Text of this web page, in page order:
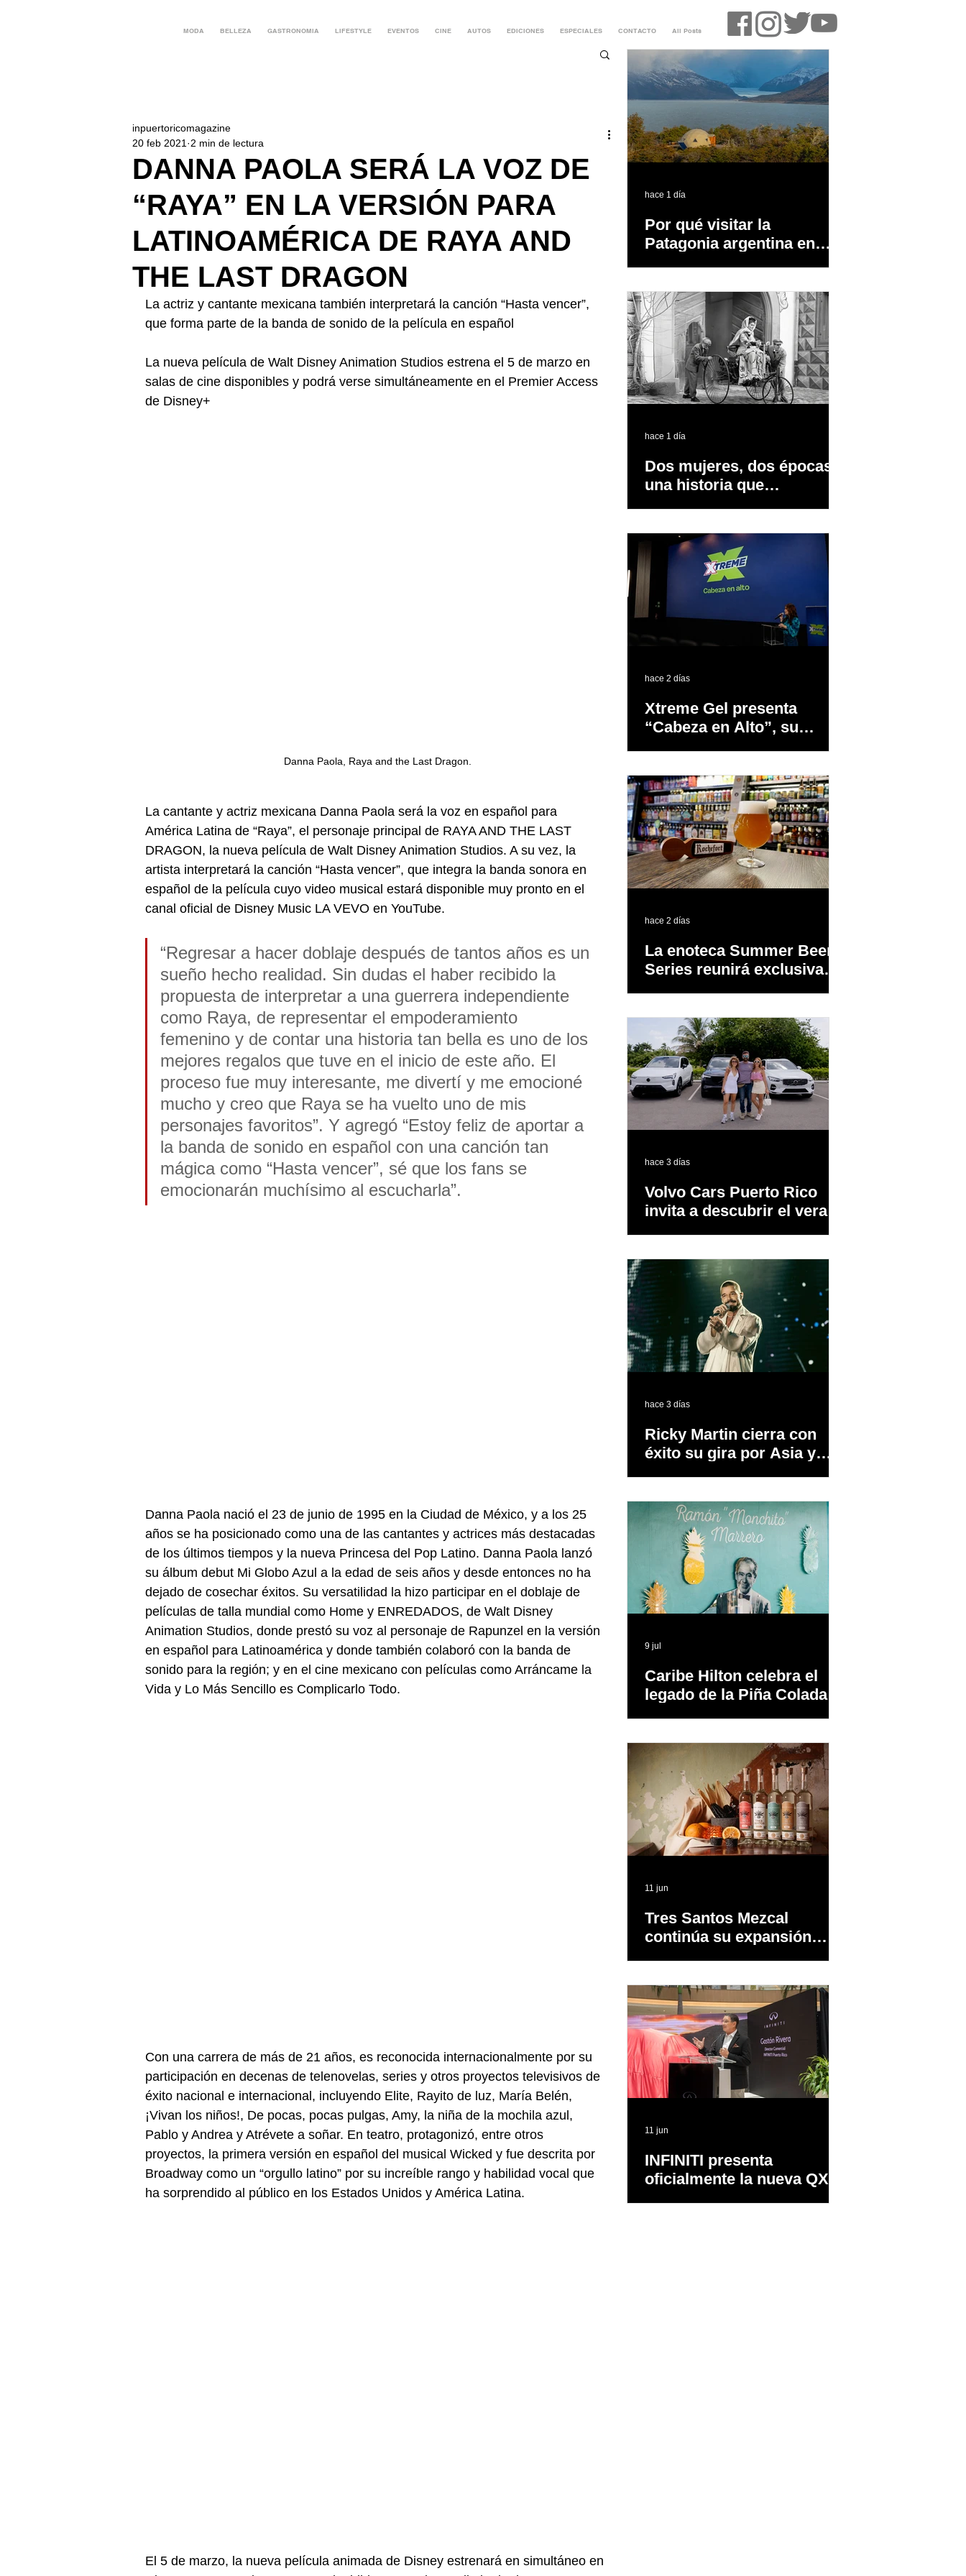
MODA BELLEZA GASTRONOMIA LIFESTYLE EVENTOS CINE AUTOS EDICIONES ESPECIALES CONTACTO All Posts
DANNA PAOLA SERÁ LA VOZ DE
“RAYA” EN LA VERSIÓN PARA
LATINOAMÉRICA DE RAYA AND
THE LAST DRAGON
inpuertoricomagazine
20 feb 2021 2 min de lectura
La actriz y cantante mexicana también interpretará la canción “Hasta vencer”,
que forma parte de la banda de sonido de la película en español
La nueva película de Walt Disney Animation Studios estrena el 5 de marzo en
salas de cine disponibles y podrá verse simultáneamente en el Premier Access
de Disney+
Danna Paola, Raya and the Last Dragon.
La cantante y actriz mexicana Danna Paola será la voz en español para
América Latina de “Raya”, el personaje principal de RAYA AND THE LAST
DRAGON, la nueva película de Walt Disney Animation Studios. A su vez, la
artista interpretará la canción “Hasta vencer”, que integra la banda sonora en
español de la película cuyo video musical estará disponible muy pronto en el
canal oficial de Disney Music LA VEVO en YouTube.
“Regresar a hacer doblaje después de tantos años es un
sueño hecho realidad. Sin dudas el haber recibido la
propuesta de interpretar a una guerrera independiente
como Raya, de representar el empoderamiento
femenino y de contar una historia tan bella es uno de los
mejores regalos que tuve en el inicio de este año. El
proceso fue muy interesante, me divertí y me emocioné
mucho y creo que Raya se ha vuelto uno de mis
personajes favoritos”. Y agregó “Estoy feliz de aportar a
la banda de sonido en español con una canción tan
mágica como “Hasta vencer”, sé que los fans se
emocionarán muchísimo al escucharla”.
Danna Paola nació el 23 de junio de 1995 en la Ciudad de México, y a los 25
años se ha posicionado como una de las cantantes y actrices más destacadas
de los últimos tiempos y la nueva Princesa del Pop Latino. Danna Paola lanzó
su álbum debut Mi Globo Azul a la edad de seis años y desde entonces no ha
dejado de cosechar éxitos. Su versatilidad la hizo participar en el doblaje de
películas de talla mundial como Home y ENREDADOS, de Walt Disney
Animation Studios, donde prestó su voz al personaje de Rapunzel en la versión
en español para Latinoamérica y donde también colaboró con la banda de
sonido para la región; y en el cine mexicano con películas como Arráncame la
Vida y Lo Más Sencillo es Complicarlo Todo.
Con una carrera de más de 21 años, es reconocida internacionalmente por su
participación en decenas de telenovelas, series y otros proyectos televisivos de
éxito nacional e internacional, incluyendo Elite, Rayito de luz, María Belén,
¡Vivan los niños!, De pocas, pocas pulgas, Amy, la niña de la mochila azul,
Pablo y Andrea y Atrévete a soñar. En teatro, protagonizó, entre otros
proyectos, la primera versión en español del musical Wicked y fue descrita por
Broadway como un “orgullo latino” por su increíble rango y habilidad vocal que
ha sorprendido al público en los Estados Unidos y América Latina.
El 5 de marzo, la nueva película animada de Disney estrenará en simultáneo en
Por qué visitar la
Patagonia argentina en
hace 1 día
Dos mujeres, dos épocas y
una historia que
hace 1 día
Xtreme Gel presenta
“Cabeza en Alto”, su
producido completamente
en Puerto Rico
hace 2 días
La enoteca Summer Beer
Series reunirá exclusivas
público
hace 2 días
Volvo Cars Puerto Rico
invita a descubrir el verano
hace 3 días
Ricky Martin cierra con
éxito su gira por Asia y
hace 3 días
Caribe Hilton celebra el
legado de la Piña Colada,
9 jul
Tres Santos Mezcal
continúa su expansión
11 jun
INFINITI presenta
oficialmente la nueva QX65
11 jun